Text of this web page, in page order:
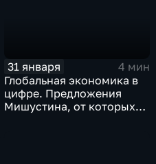
31 января
4 мин
Глобальная экономика в
цифре. Предложения
Мишустина, от которых